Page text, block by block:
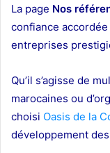
La page Nos
confiance
entreprises
Qu’il s’agisse de
marocaines ou
choisi Oasis de la
développement